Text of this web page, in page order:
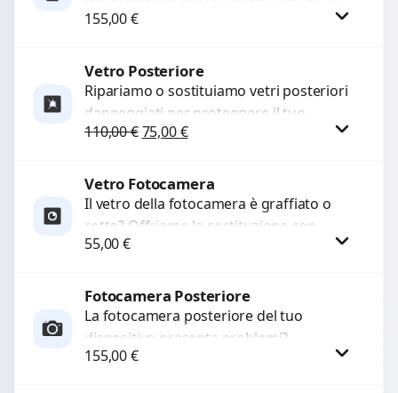
di secondo display esterno con ricambi
155,00€
Procedi
Vetro Posteriore
Ripariamo o sostituiamo vetri posteriori
danneggiati per proteggere il tuo
dispositivo e ripristinare l’estetica
qualità...
110,00€Il prezzo originale era: 110,00 €.
75,00€Il prezzo attuale è: 75,00 €.
Procedi
Vetro Fotocamera
Il vetro della fotocamera è graffiato o
rotto? Offriamo la sostituzione con
ricambi di alta qualità garantiti per 3
55,00€
Procedi
Fotocamera Posteriore
La fotocamera posteriore del tuo
dispositivo presenta problemi?
Interveniamo per risolvere guasti come
155,00€